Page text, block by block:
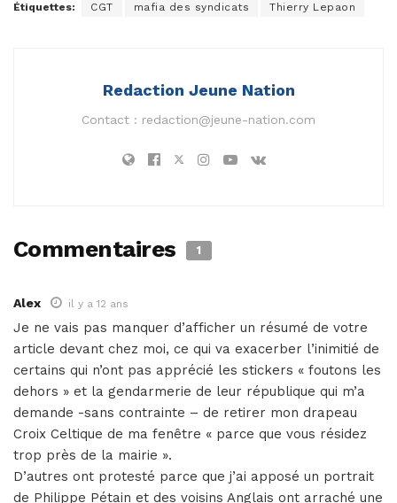
Étiquettes: CGT mafia des syndicats Thierry Lepaon
Redaction Jeune Nation
Contact : redaction@jeune-nation.com
Commentaires 1
Alex il y a 12 ans
Je ne vais pas manquer d’afficher un résumé de votre
article devant chez moi, ce qui va exacerber l’inimitié de
certains qui n’ont pas apprécié les stickers « foutons les
dehors » et la gendarmerie de leur république qui m’a
demande -sans contrainte – de retirer mon drapeau
Croix Celtique de ma fenêtre « parce que vous résidez
trop près de la mairie ».
D’autres ont protesté parce que j’ai apposé un portrait
de Philippe Pétain et des voisins Anglais ont arraché une